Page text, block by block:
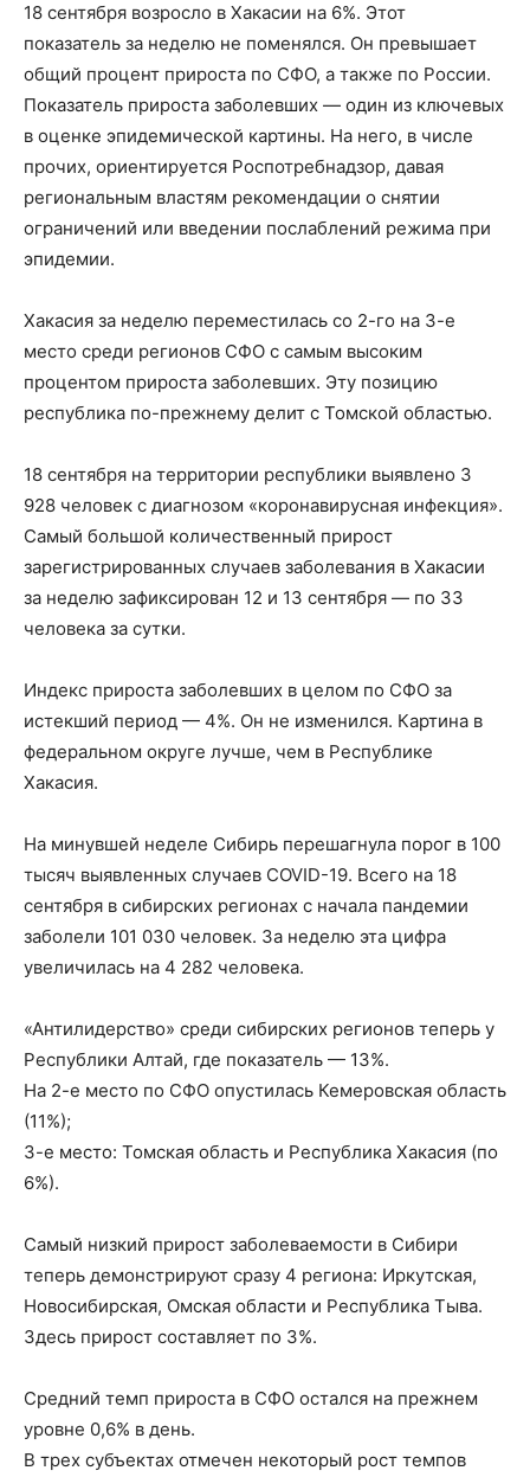
18 сентября возросло в Хакасии на 6%. Этот
показатель за неделю не поменялся. Он превышает
общий процент прироста по СФО, а также по России.
Показатель прироста заболевших — один из ключевых
в оценке эпидемической картины. На него, в числе
прочих, ориентируется Роспотребнадзор, давая
региональным властям рекомендации о снятии
ограничений или введении послаблений режима при
эпидемии.
Хакасия за неделю переместилась со 2-го на 3-е
место среди регионов СФО с самым высоким
процентом прироста заболевших. Эту позицию
республика по-прежнему делит с Томской областью.
18 сентября на территории республики выявлено 3
928 человек с диагнозом «коронавирусная инфекция».
Самый большой количественный прирост
зарегистрированных случаев заболевания в Хакасии
за неделю зафиксирован 12 и 13 сентября — по 33
человека за сутки.
Индекс прироста заболевших в целом по СФО за
истекший период — 4%. Он не изменился. Картина в
федеральном округе лучше, чем в Республике
Хакасия.
На минувшей неделе Сибирь перешагнула порог в 100
тысяч выявленных случаев COVID-19. Всего на 18
сентября в сибирских регионах с начала пандемии
заболели 101 030 человек. За неделю эта цифра
увеличилась на 4 282 человека.
«Антилидерство» среди сибирских регионов теперь у
Республики Алтай, где показатель — 13%.
На 2-е место по СФО опустилась Кемеровская область
(11%);
3-е место: Томская область и Республика Хакасия (по
6%).
Самый низкий прирост заболеваемости в Сибири
теперь демонстрируют сразу 4 региона: Иркутская,
Новосибирская, Омская области и Республика Тыва.
Здесь прирост составляет по 3%.
Средний темп прироста в СФО остался на прежнем
уровне 0,6% в день.
В трех субъектах отмечен некоторый рост темпов